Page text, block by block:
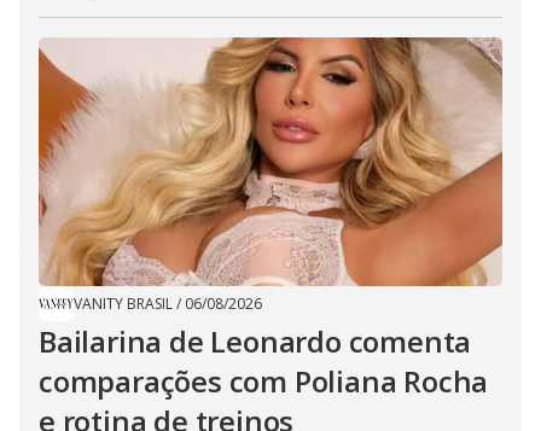
VANITY BRASIL/ 06/08/2026
Bailarina de Leonardo comenta
comparações com Poliana Rocha
e rotina de treinos